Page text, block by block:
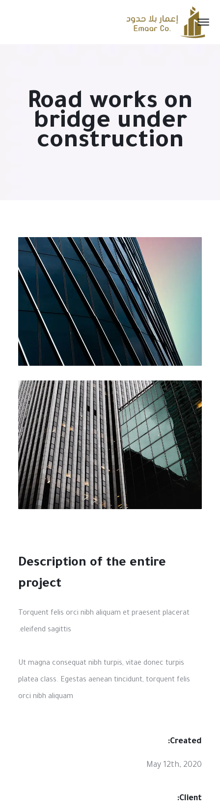
Road works on
bridge under
construction
Description of the entire
project
Torquent felis orci nibh aliquam et praesent placerat
eleifend sagittis.
Ut magna consequat nibh turpis, vitae donec turpis
platea class. Egestas aenean tincidunt, torquent felis
orci nibh aliquam
Created:
May 12th, 2020
Client: